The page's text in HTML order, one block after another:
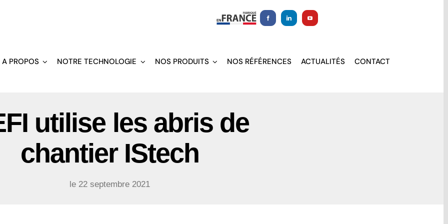
A PROPOS NOTRE TECHNOLOGIE NOS PRODUITS NOS RÉFÉRENCES ACTUALITÉS CONTACT
utilise les abris de
chantier IStech
le 22 septembre 2021